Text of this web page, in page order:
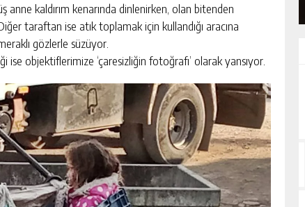
kaldırım kenarında dinlenirken, olan bitenden
taraftan ise atık toplamak için kullandığı aracına
gözlerle süzüyor.
ise objektiflerimize ‘çaresizliğin fotoğrafı’ olarak yansıyor.